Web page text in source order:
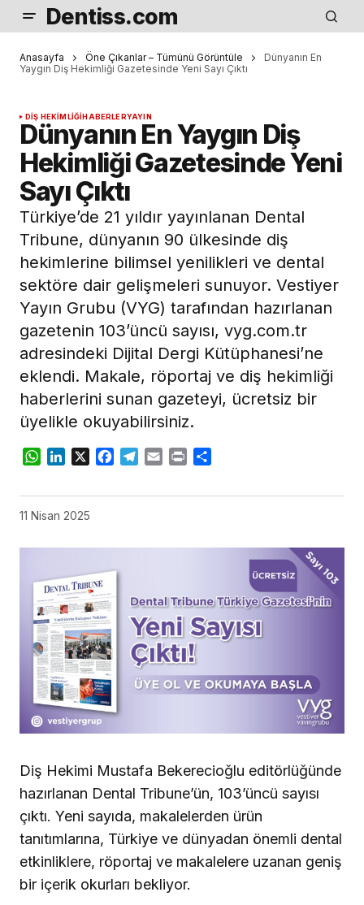
Dentiss.com
Anasayfa Öne Çıkanlar – Tümünü Görüntüle
Dünyanın En
Yaygın Diş Hekimliği Gazetesinde Yeni Sayı Çıktı
DIŞ HEKIMLIĞIHABERLERYAYIN
Dünyanın En Yaygın Diş
Hekimliği Gazetesinde Yeni
Sayı Çıktı
Türkiye’de 21 yıldır yayınlanan Dental
Tribune, dünyanın 90 ülkesinde diş
hekimlerine bilimsel yenilikleri ve dental
sektöre dair gelişmeleri sunuyor. Vestiyer
Yayın Grubu (VYG) tarafından hazırlanan
gazetenin 103’üncü sayısı, vyg.com.tr
adresindeki Dijital Dergi Kütüphanesi’ne
eklendi. Makale, röportaj ve diş hekimliği
haberlerini sunan gazeteyi, ücretsiz bir
üyelikle okuyabilirsiniz.
WhatsApp
LinkedIn
X Facebook
Telegram
Email Print
11 Nisan 2025
Diş Hekimi Mustafa Bekerecioğlu editörlüğünde
hazırlanan Dental Tribune’ün, 103’üncü sayısı
çıktı. Yeni sayıda, makalelerden ürün
tanıtımlarına, Türkiye ve dünyadan önemli dental
etkinliklere, röportaj ve makalelere uzanan geniş
bir içerik okurları bekliyor.